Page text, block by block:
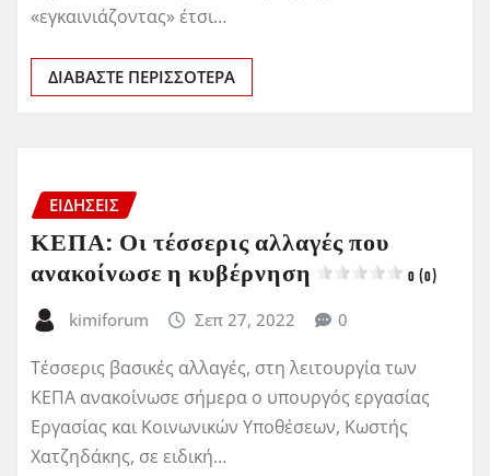
«εγκαινιάζοντας» έτσι…
ΔΙΑΒΆΣΤΕ ΠΕΡΙΣΣΌΤΕΡΑ
ΕΙΔΗΣΕΙΣ
ΚΕΠΑ: Οι τέσσερις αλλαγές που
ανακοίνωσε η κυβέρνηση
0 (0)
kimiforum Σεπ 27, 2022 0
Τέσσερις βασικές αλλαγές, στη λειτουργία των
ΚΕΠΑ ανακοίνωσε σήμερα ο υπουργός εργασίας
Εργασίας και Κοινωνικών Υποθέσεων, Κωστής
Χατζηδάκης, σε ειδική…